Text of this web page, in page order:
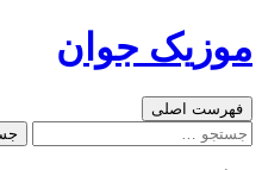
به
موزیک جوان
جست‌وجو
فهرست اصلی
جستجو